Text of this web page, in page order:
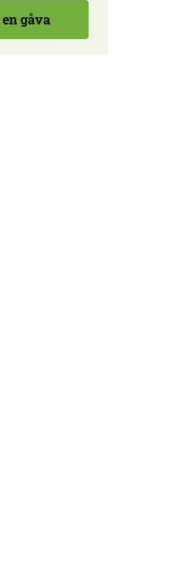
en gåva